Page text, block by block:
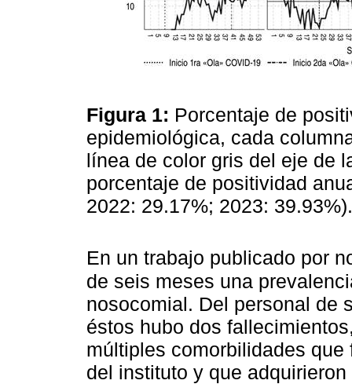
Figura 1: Porcentaje de
epidemiológica, cada
línea de color gris del eje de
porcentaje de positividad
2022: 29.17%; 2023:
En un trabajo publicado por
de seis meses una
nosocomial. Del personal de
éstos hubo dos
múltiples comorbilidades
del instituto y que